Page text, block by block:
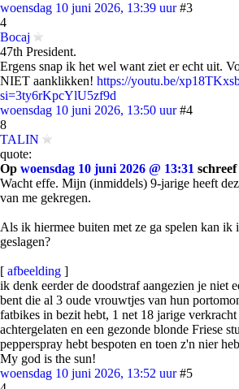
woensdag 10 juni 2026, 13:39 uur #3
4
Bocaj
47th President.
Ergens snap ik het wel want ziet er echt uit.
NIET aanklikken! https://youtu.be/
si=3ty6rKpcYlU5zf9d
woensdag 10 juni 2026, 13:50 uur #4
8
TALIN
quote:
Op woensdag 10 juni 2026 @ 13:31 schreef
Wacht effe. Mijn (inmiddels) 9-jarige heeft
van me gekregen.
Als ik hiermee buiten met ze ga spelen kan ik
geslagen?
[ afbeelding ]
ik denk eerder de doodstraf aangezien je niet
bent die al 3 oude vrouwtjes van hun
fatbikes in bezit hebt, 1 net 18 jarige
achtergelaten en een gezonde blonde Friese
pepperspray hebt bespoten en toen z'n nier
My god is the sun!
woensdag 10 juni 2026, 13:52 uur #5